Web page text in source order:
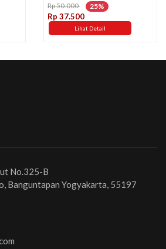
Rp 50.000 25%
Rp 37.500
Lihat Detail
No.325-B
Banguntapan Yogyakarta, 55197